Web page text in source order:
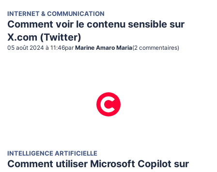
INTERNET & COMMUNICATION
Comment voir le contenu sensible sur
X.com (Twitter)
05 août 2024 à 11:46par Marine Amaro Maria(2 commentaires)
INTELLIGENCE ARTIFICIELLE
Comment utiliser Microsoft Copilot sur